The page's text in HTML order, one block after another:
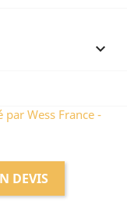

Wess France -
DEVIS